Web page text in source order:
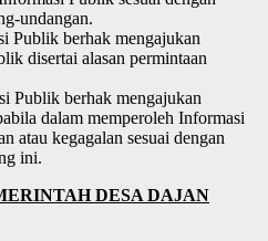
undangan.
Publik berhak mengajukan
disertai alasan permintaan
Publik berhak mengajukan
dalam memperoleh Informasi
atau kegagalan sesuai dengan
ini.
DESA DAJAN